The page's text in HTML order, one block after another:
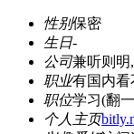
性别保密
生日-
公司兼听则明
职业有国内看
职位学习(翻
个人主页